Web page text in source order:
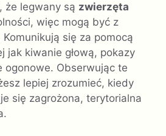
że legwany są zwierzęta
więc mogą być z
Komunikują się za pomocą
jak kiwanie głową, pokazy
ogonowe. Obserwując te
lepiej zrozumieć, kiedy
się zagrożona, terytorialna